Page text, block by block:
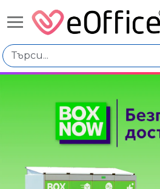
Избери по
Цена
€34.01 - €35.00
Количество
Наличен